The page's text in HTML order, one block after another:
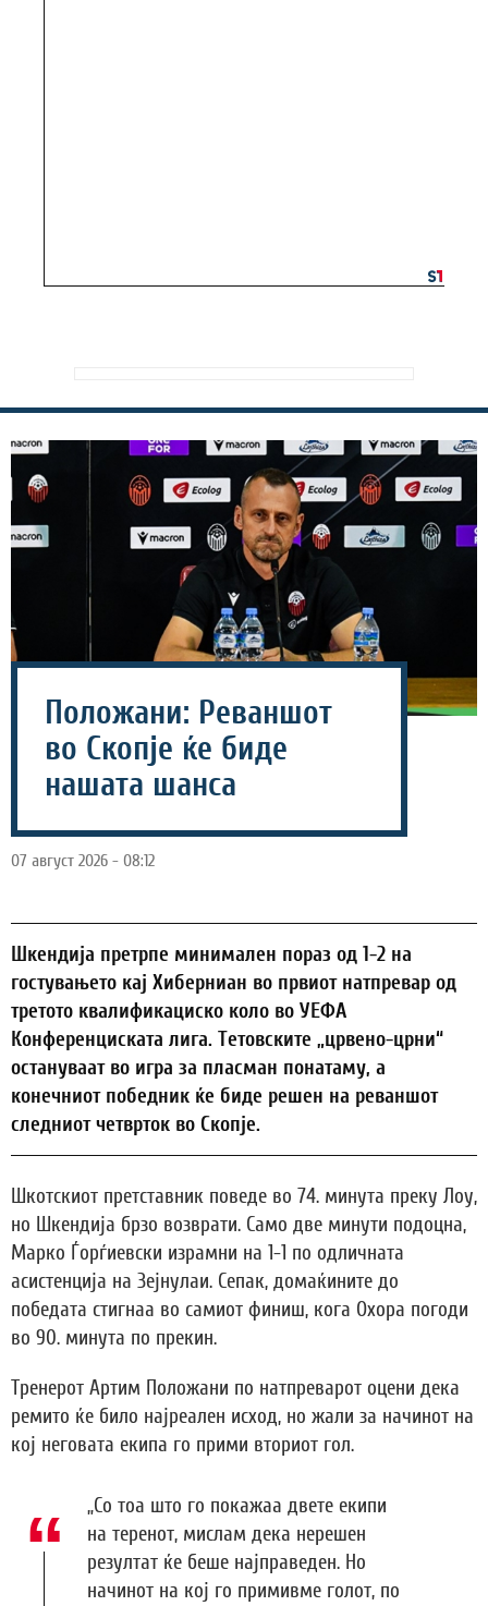
Положани: Реваншот
во Скопје ќе биде
нашата шанса
07 август 2026 - 08:12
Шкендија претрпе минимален пораз од 1-2 на
гостувањето кај Хиберниан во првиот натпревар од
третото квалификациско коло во УЕФА
Конференциската лига. Тетовските „црвено-црни“
остануваат во игра за пласман понатаму, а
конечниот победник ќе биде решен на реваншот
следниот четврток во Скопје.
Шкотскиот претставник поведе во 74. минута преку Лоу,
но Шкендија брзо возврати. Само две минути подоцна,
Марко Ѓорѓиевски израмни на 1-1 по одличната
асистенција на Зејнулаи. Сепак, домаќините до
победата стигнаа во самиот финиш, кога Охора погоди
во 90. минута по прекин.
Тренерот Артим Положани по натпреварот оцени дека
ремито ќе било најреален исход, но жали за начинот на
кој неговата екипа го прими вториот гол.
„Со тоа што го покажаа двете екипи
на теренот, мислам дека нерешен
резултат ќе беше најправеден. Но
начинот на кој го примивме голот, по